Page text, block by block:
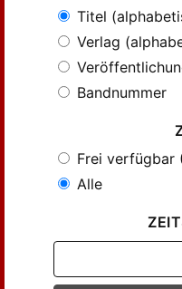
Titel
Verlag
Bandnummer
Frei verfügbar
Alle